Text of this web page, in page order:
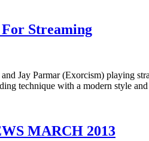
Streaming
Jay Parmar (Exorcism) playing
technique with a modern style
MARCH 2013